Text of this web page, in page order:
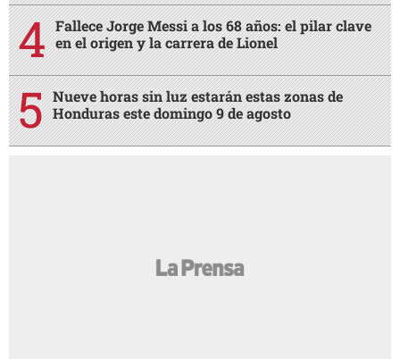
Fallece Jorge Messi a los 68 años: el pilar clave
en el origen y la carrera de Lionel
Nueve horas sin luz estarán estas zonas de
Honduras este domingo 9 de agosto